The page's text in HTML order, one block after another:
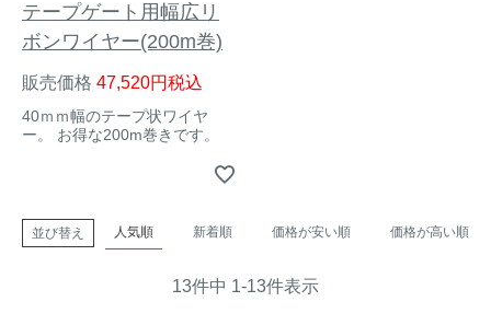
テープゲート用幅広リ
ボンワイヤー(200m巻)
販売価格 47,520 税込
40ｍｍ幅のテープ状ワイヤ
ー。 お得な200m巻きです。
並び替え 人気順 新着順 価格が安い順 価格が高い順
13件中 1-13件表示